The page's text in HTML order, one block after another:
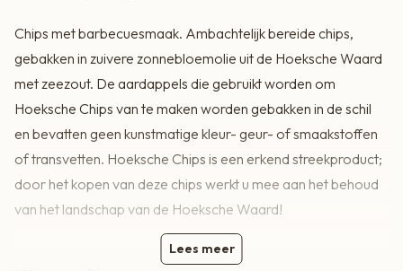
Chips met barbecuesmaak. Ambachtelijk bereide chips,
gebakken in zuivere zonnebloemolie uit de Hoeksche Waard
met zeezout. De aardappels die gebruikt worden om
Hoeksche Chips van te maken worden gebakken in de schil
en bevatten geen kunstmatige kleur- geur- of smaakstoffen
of transvetten. Hoeksche Chips is een erkend streekproduct;
door het kopen van deze chips werkt u mee aan het behoud
van het landschap van de Hoeksche Waard!
Lees meer